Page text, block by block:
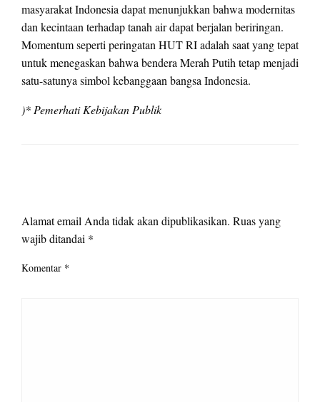
masyarakat Indonesia dapat menunjukkan bahwa modernitas
dan kecintaan terhadap tanah air dapat berjalan beriringan.
Momentum seperti peringatan HUT RI adalah saat yang tepat
untuk menegaskan bahwa bendera Merah Putih tetap menjadi
satu-satunya simbol kebanggaan bangsa Indonesia.
)* Pemerhati Kebijakan Publik
Alamat email Anda tidak akan dipublikasikan. Ruas yang
wajib ditandai *
Komentar *